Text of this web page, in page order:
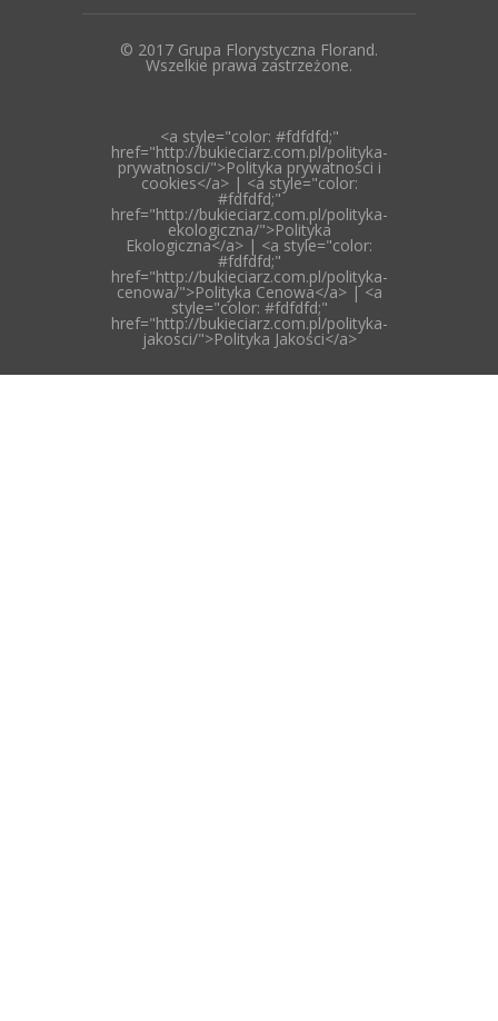
© 2017 Grupa Florystyczna Florand.
Wszelkie prawa zastrzeżone.
<a style="color: #fdfdfd;"
href="http://bukieciarz.com.pl/polityka-
prywatnosci/">Polityka prywatności i
cookies</a> | <a style="color:
#fdfdfd;"
href="http://bukieciarz.com.pl/polityka-
ekologiczna/">Polityka
Ekologiczna</a> | <a style="color:
#fdfdfd;"
href="http://bukieciarz.com.pl/polityka-
cenowa/">Polityka Cenowa</a> | <a
style="color: #fdfdfd;"
href="http://bukieciarz.com.pl/polityka-
jakosci/">Polityka Jakości</a>